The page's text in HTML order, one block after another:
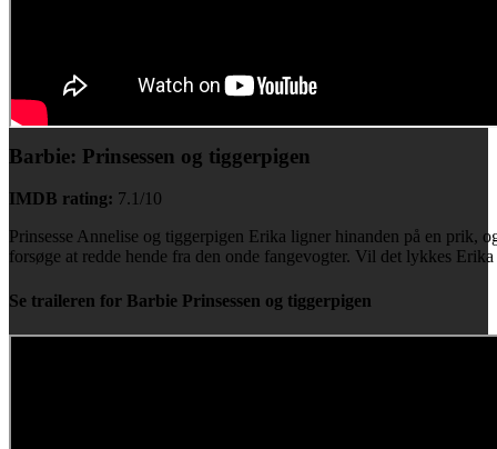
Barbie: Prinsessen og tiggerpigen
IMDB rating: 7.1/10
Prinsesse Annelise og tiggerpigen Erika ligner hinanden på en prik,
forsøge at redde hende fra den onde fangevogter. Vil det lykkes
Se traileren for Barbie Prinsessen og tiggerpigen